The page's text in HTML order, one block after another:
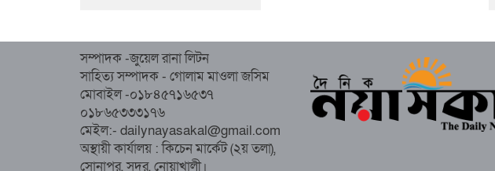
সম্পাদক -জুয়েল রানা লিটন
সাহিত্য সম্পাদক - গোলাম মাওলা জসিম
মোবাইল -০১৮৪৫৭১৬৫৩৭
০১৮৬৫৩৩৩১৭৬
মেইল:- dailynayasakal@gmail.com
অস্থায়ী কার্যালয় : কিচেন মার্কেট (২য় তলা),
সোনাপুর, সদর, নোয়াখালী।